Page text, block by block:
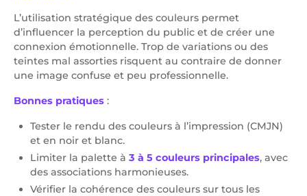
L’utilisation stratégique des couleurs permet
d’influencer la perception du public et de créer une
connexion émotionnelle. Trop de variations ou des
teintes mal assorties risquent au contraire de donner
une image confuse et peu professionnelle.
Bonnes pratiques :
Tester le rendu des couleurs à l’impression (CMJN)
et en noir et blanc.
Limiter la palette à 3 à 5 couleurs principales, avec
des associations harmonieuses.
Vérifier la cohérence des couleurs sur tous les